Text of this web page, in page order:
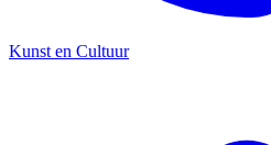
Kunst en Cultuur